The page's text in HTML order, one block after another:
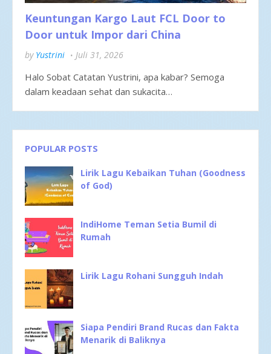
Keuntungan Kargo Laut FCL Door to
Door untuk Impor dari China
by Yustrini Juli 31, 2026
Halo Sobat Catatan Yustrini, apa kabar? Semoga
dalam keadaan sehat dan sukacita…
POPULAR POSTS
Lirik Lagu Kebaikan Tuhan (Goodness
of God)
IndiHome Teman Setia Bumil di
Rumah
Lirik Lagu Rohani Sungguh Indah
Siapa Pendiri Brand Rucas dan Fakta
Menarik di Baliknya